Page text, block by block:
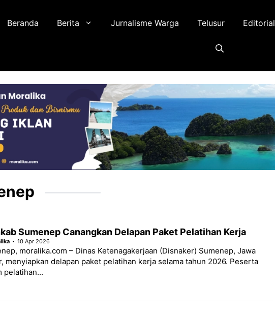
Beranda Berita Jurnalisme Warga Telusur Editorial
Sumenep Canangkan Delapan Paket Pelatihan Kerja
10 Apr 2026
moralika.com – Dinas Ketenagakerjaan (Disnaker) Sumenep, Jawa
menyiapkan delapan paket pelatihan kerja selama tahun 2026. Peserta
pelatihan...